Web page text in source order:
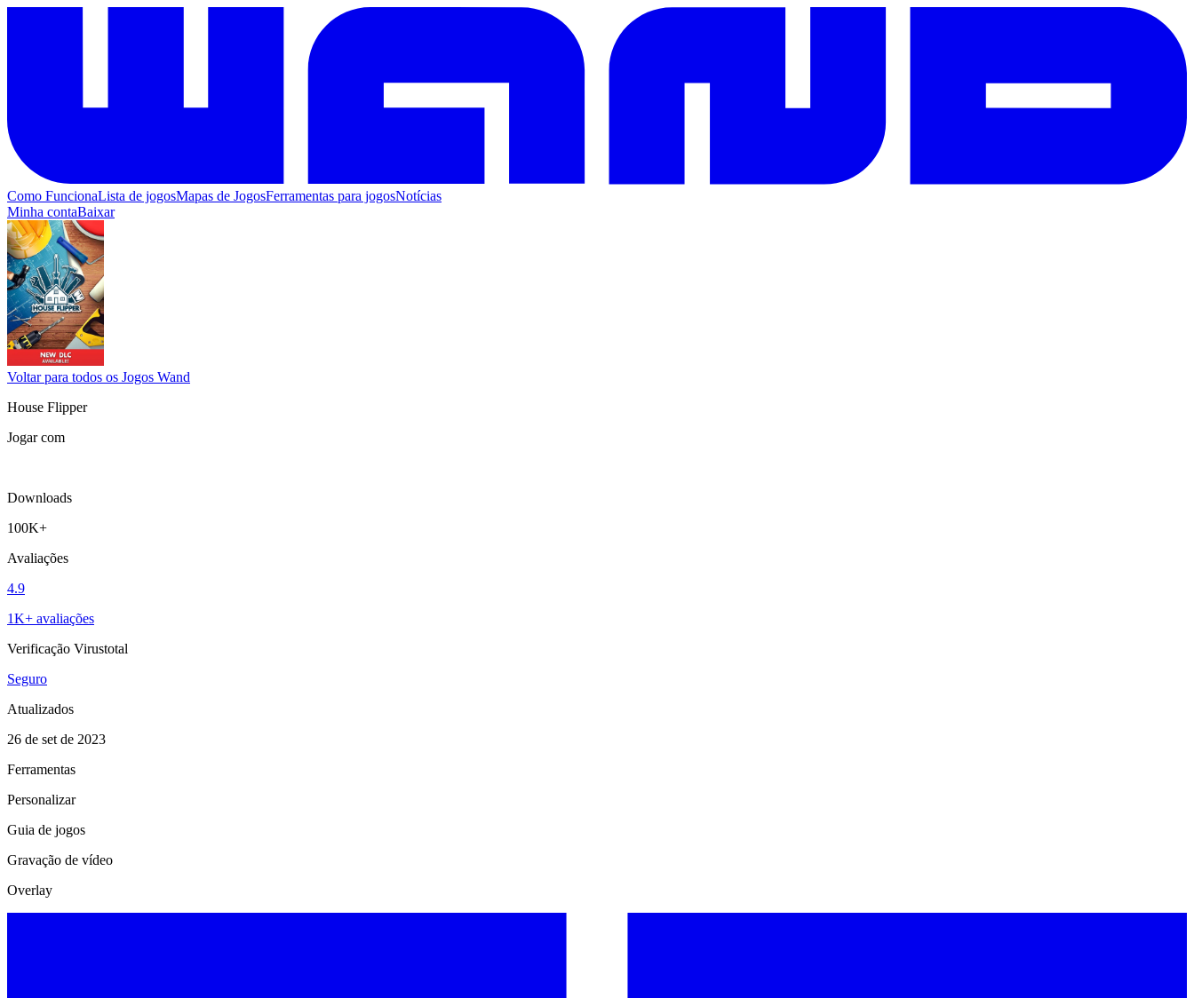
Como FuncionaLista de jogosMapas de JogosFerramentas para jogosNotícias
Minha contaBaixar
Voltar para todos os Jogos Wand
House Flipper
Jogar com
Downloads
100K+
Avaliações
4.9
1K+ avaliações
Verificação Virustotal
Seguro
Atualizados
26 de set de 2023
Ferramentas
Personalizar
Guia de jogos
Gravação de vídeo
Overlay